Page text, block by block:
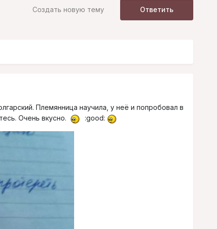
Ответить
Создать новую тему
Племянница научила, у неё и попробовал в
Очень вкусно.
:good: